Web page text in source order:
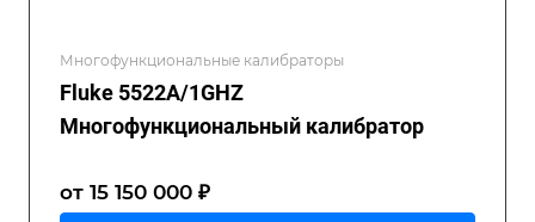
Многофункциональные калибраторы
Fluke 5522A/1GHZ
Многофункциональный калибратор
от 15 150 000 ₽